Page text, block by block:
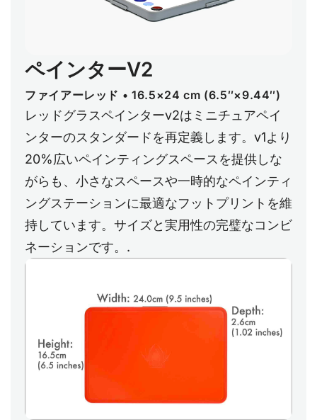
ペインターV2
ファイアーレッド • 16.5×24 cm (6.5″×9.44″)
レッドグラスペインターv2はミニチュアペイ
ンターのスタンダードを再定義します。v1より
20%広いペインティングスペースを提供しな
がらも、小さなスペースや一時的なペインティ
ングステーションに最適なフットプリントを維
持しています。サイズと実用性の完璧なコンビ
ネーションです。.